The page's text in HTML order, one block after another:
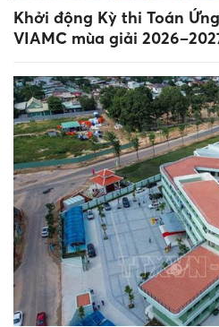
Khởi động Kỳ thi Toán
VIAMC mùa giải